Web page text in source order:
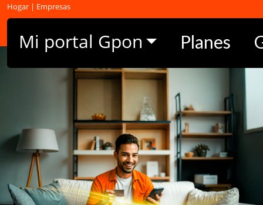
Hogar | Empresas
Mi portal Gpon Planes
(01) 510 1900